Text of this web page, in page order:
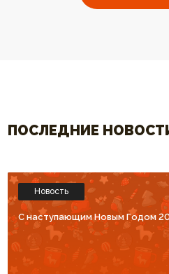
выбрали ваш котел. Огромное
ПОСЛЕДНИЕ
Новость
C наступающим Новым Годом